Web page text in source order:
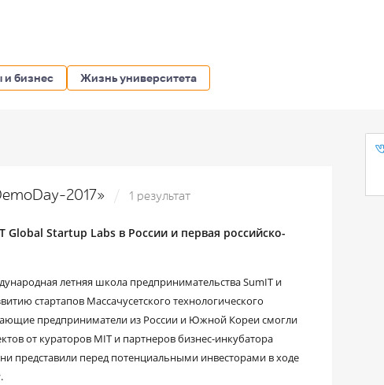
и бизнес Жизнь университета
2017» 1 результат
Startup Labs в России и первая российско-
летняя школа предпринимательства SumIT и
стартапов Массачусетского технологического
предприниматели из России и Южной Кореи смогли
от кураторов MIT и партнеров бизнес-инкубатора
представили перед потенциальными инвесторами в ходе